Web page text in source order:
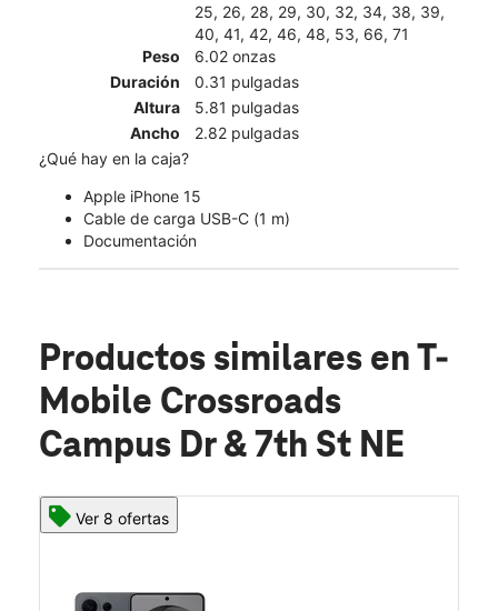
25, 26, 28, 29, 30, 32, 34, 38, 39,
40, 41, 42, 46, 48, 53, 66, 71
Peso
6.02 onzas
Duración
0.31 pulgadas
Altura
5.81 pulgadas
Ancho
2.82 pulgadas
¿Qué hay en la caja?
Apple iPhone 15
Cable de carga USB-C (1 m)
Documentación
Productos similares en T-
Mobile Crossroads
Campus Dr & 7th St NE
Ver 8 ofertas